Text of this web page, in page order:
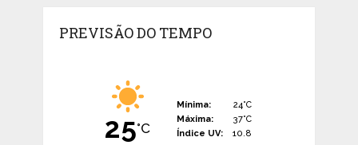
PREVISÃO DO TEMPO
25°C
Mínima:
24°C
Máxima:
37°C
Índice UV:
10.8